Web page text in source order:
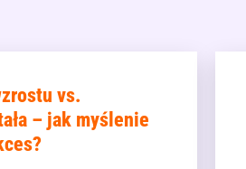
vs.
– jak myślenie